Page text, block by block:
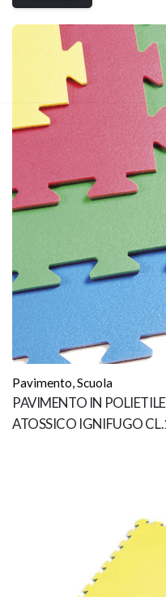
Pavimento,Scuola
PAVIMENTO IN
ATOSSICO IGNIFUGO